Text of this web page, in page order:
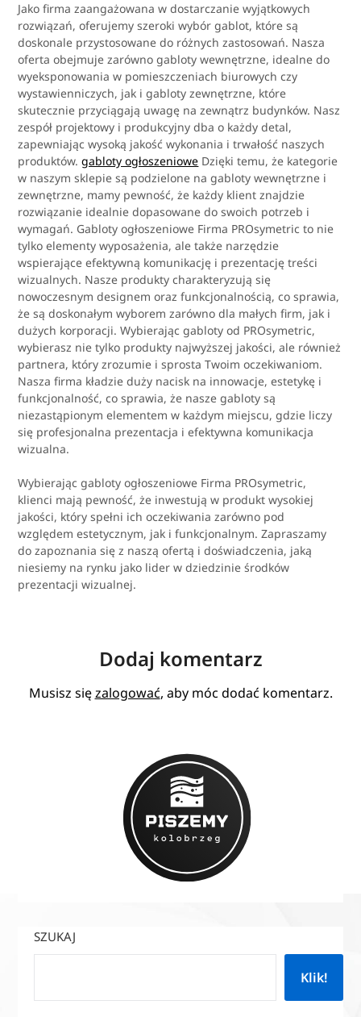
Jako firma zaangażowana w dostarczanie wyjątkowych
rozwiązań, oferujemy szeroki wybór gablot, które są
doskonale przystosowane do różnych zastosowań. Nasza
oferta obejmuje zarówno gabloty wewnętrzne, idealne do
wyeksponowania w pomieszczeniach biurowych czy
wystawienniczych, jak i gabloty zewnętrzne, które
skutecznie przyciągają uwagę na zewnątrz budynków. Nasz
zespół projektowy i produkcyjny dba o każdy detal,
zapewniając wysoką jakość wykonania i trwałość naszych
produktów.gabloty ogłoszeniowe Dzięki temu, że kategorie
w naszym sklepie są podzielone na gabloty wewnętrzne i
zewnętrzne, mamy pewność, że każdy klient znajdzie
rozwiązanie idealnie dopasowane do swoich potrzeb i
wymagań. Gabloty ogłoszeniowe Firma PROsymetric to nie
tylko elementy wyposażenia, ale także narzędzie
wspierające efektywną komunikację i prezentację treści
wizualnych. Nasze produkty charakteryzują się
nowoczesnym designem oraz funkcjonalnością, co sprawia,
że są doskonałym wyborem zarówno dla małych firm, jak i
dużych korporacji. Wybierając gabloty od PROsymetric,
wybierasz nie tylko produkty najwyższej jakości, ale również
partnera, który zrozumie i sprosta Twoim oczekiwaniom.
Nasza firma kładzie duży nacisk na innowacje, estetykę i
funkcjonalność, co sprawia, że nasze gabloty są
niezastąpionym elementem w każdym miejscu, gdzie liczy
się profesjonalna prezentacja i efektywna komunikacja
wizualna.
Wybierając gabloty ogłoszeniowe Firma PROsymetric,
klienci mają pewność, że inwestują w produkt wysokiej
jakości, który spełni ich oczekiwania zarówno pod
względem estetycznym, jak i funkcjonalnym. Zapraszamy
do zapoznania się z naszą ofertą i doświadczenia, jaką
niesiemy na rynku jako lider w dziedzinie środków
prezentacji wizualnej.
Dodaj komentarz
Musisz sięzalogować, aby móc dodać komentarz.
SZUKAJ
Klik!